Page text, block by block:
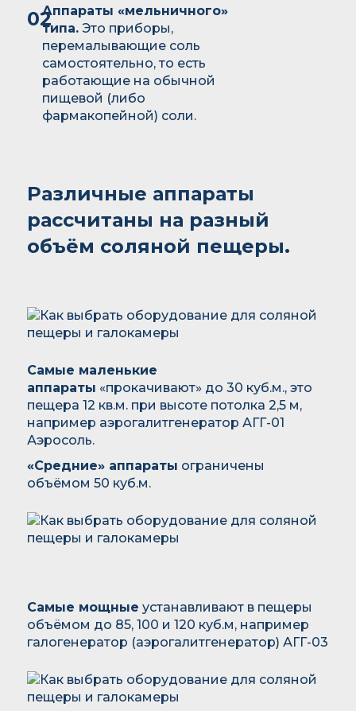
02Аппараты «мельничного»
типа.Это приборы,
перемалывающие соль
самостоятельно, то есть
работающие на обычной
пищевой (либо
фармакопейной) соли.
Различные аппараты
рассчитаны на разный
объём соляной пещеры.
Самые маленькие
аппараты «прокачивают» до 30 куб.м., это
пещера 12 кв.м. при высоте потолка 2,5 м,
например аэрогалитгенератор АГГ-01
Аэросоль.
«Средние» аппараты ограничены
объёмом 50 куб.м.
Самые мощные устанавливают в пещеры
объёмом до 85, 100 и 120 куб.м, например
галогенератор (аэрогалитгенератор) АГГ-03